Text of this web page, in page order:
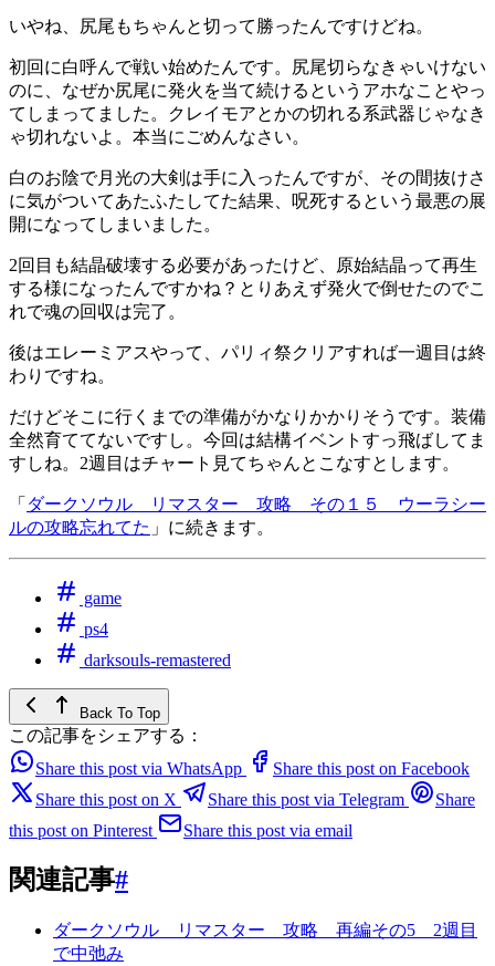
いやね、尻尾もちゃんと切って勝ったんですけどね。
初回に白呼んで戦い始めたんです。尻尾切らなきゃいけない
のに、なぜか尻尾に発火を当て続けるというアホなことやっ
てしまってました。クレイモアとかの切れる系武器じゃなき
ゃ切れないよ。本当にごめんなさい。
白のお陰で月光の大剣は手に入ったんですが、その間抜けさ
に気がついてあたふたしてた結果、呪死するという最悪の展
開になってしまいました。
2回目も結晶破壊する必要があったけど、原始結晶って再生
する様になったんですかね？とりあえず発火で倒せたのでこ
れで魂の回収は完了。
後はエレーミアスやって、パリィ祭クリアすれば一週目は終
わりですね。
だけどそこに行くまでの準備がかなりかかりそうです。装備
全然育ててないですし。今回は結構イベントすっ飛ばしてま
すしね。2週目はチャート見てちゃんとこなすとします。
「 ダークソウル リマスター 攻略 その１５ ウーラシー
ルの攻略忘れてた 」に続きます。
game
ps4
darksouls-remastered
Back To Top
この記事をシェアする：
Share this post via WhatsApp
Share this post on Facebook
Share this post on X
Share this post via Telegram
Share
this post on Pinterest
Share this post via email
関連記事#
ダークソウル リマスター 攻略 再編その5 2週目
で中弛み